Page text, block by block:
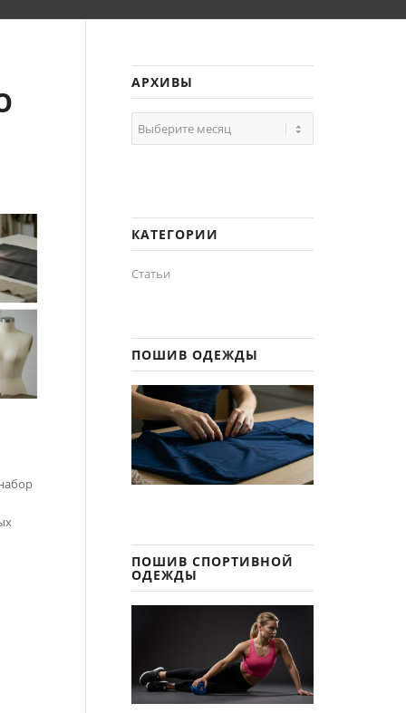
АРХИВЫ
КАТЕГОРИИ
Статьи
ПОШИВ ОДЕЖДЫ
ПОШИВ СПОРТИВНОЙ
ОДЕЖДЫ